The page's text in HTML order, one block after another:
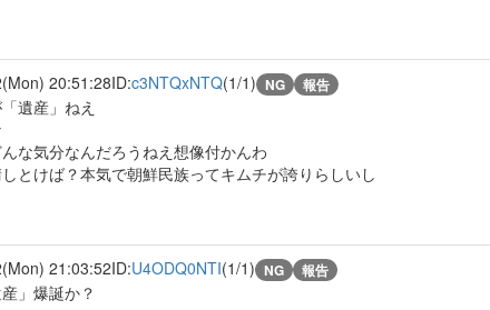
20:51:28ID:c3NTQxNTQ(1/1) NG 報告
遺産」ねえ
な気分なんだろうねえ想像付かんわ
とけば？本気で朝鮮民族ってキムチが誇りらしいし
21:03:52ID:U4ODQ0NTI(1/1) NG 報告
」爆誕か？